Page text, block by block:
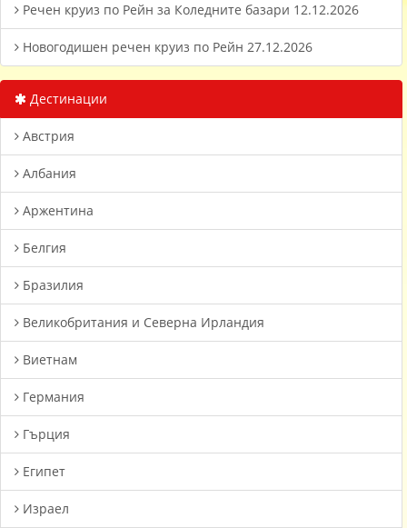
Речен круиз по Рейн за Коледните базари 12.12.2026
Новогодишен речен круиз по Рейн 27.12.2026
Дестинации
Австрия
Албания
Аржентина
Белгия
Бразилия
Великобритания и Северна Ирландия
Виетнам
Германия
Гърция
Египет
Израел